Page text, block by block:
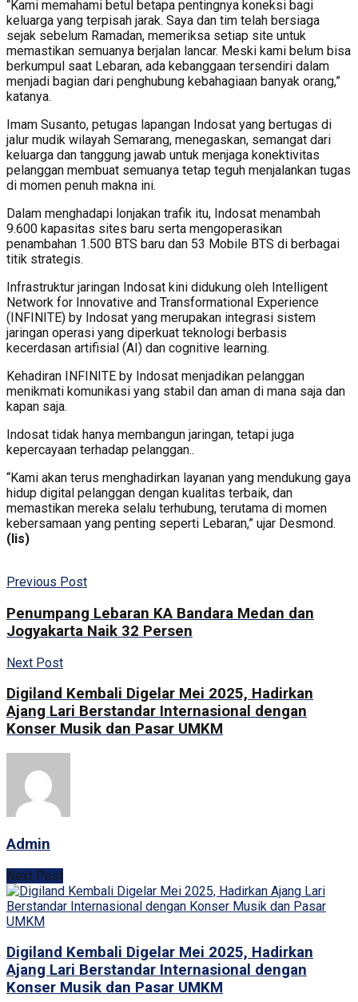
“Kami memahami betul betapa pentingnya koneksi bagi
keluarga yang terpisah jarak. Saya dan tim telah bersiaga
sejak sebelum Ramadan, memeriksa setiap site untuk
memastikan semuanya berjalan lancar. Meski kami belum bisa
berkumpul saat Lebaran, ada kebanggaan tersendiri dalam
menjadi bagian dari penghubung kebahagiaan banyak orang,”
katanya.
Imam Susanto, petugas lapangan Indosat yang bertugas di
jalur mudik wilayah Semarang, menegaskan, semangat dari
keluarga dan tanggung jawab untuk menjaga konektivitas
pelanggan membuat semuanya tetap teguh menjalankan tugas
di momen penuh makna ini.
Dalam menghadapi lonjakan trafik itu, Indosat menambah
9.600 kapasitas sites baru serta mengoperasikan
penambahan 1.500 BTS baru dan 53 Mobile BTS di berbagai
titik strategis.
Infrastruktur jaringan Indosat kini didukung oleh Intelligent
Network for Innovative and Transformational Experience
(INFINITE) by Indosat yang merupakan integrasi sistem
jaringan operasi yang diperkuat teknologi berbasis
kecerdasan artifisial (AI) dan cognitive learning.
Kehadiran INFINITE by Indosat menjadikan pelanggan
menikmati komunikasi yang stabil dan aman di mana saja dan
kapan saja.
Indosat tidak hanya membangun jaringan, tetapi juga
kepercayaan terhadap pelanggan..
“Kami akan terus menghadirkan layanan yang mendukung gaya
hidup digital pelanggan dengan kualitas terbaik, dan
memastikan mereka selalu terhubung, terutama di momen
kebersamaan yang penting seperti Lebaran,” ujar Desmond.
(lis)
Previous Post
Penumpang Lebaran KA Bandara Medan dan
Jogyakarta Naik 32 Persen
Next Post
Digiland Kembali Digelar Mei 2025, Hadirkan
Ajang Lari Berstandar Internasional dengan
Konser Musik dan Pasar UMKM
Admin
Next Post
Digiland Kembali Digelar Mei 2025, Hadirkan
Ajang Lari Berstandar Internasional dengan
Konser Musik dan Pasar UMKM